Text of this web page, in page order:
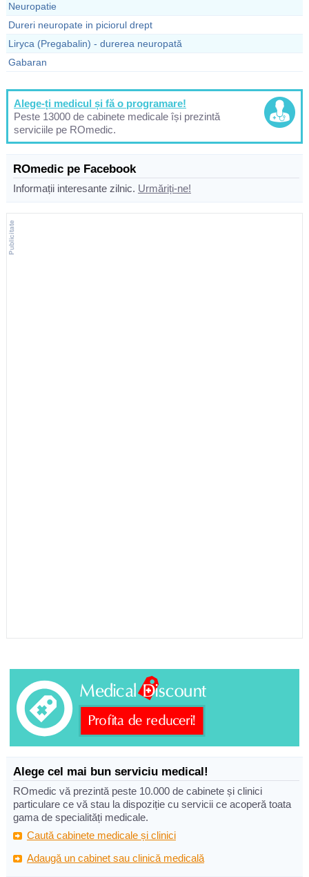
Neuropatie
Dureri neuropate in piciorul drept
Liryca (Pregabalin) - durerea neuropată
Gabaran
Alege-ți medicul și fă o programare!
Peste 13000 de cabinete medicale își prezintă
serviciile pe ROmedic.
ROmedic pe Facebook
Informații interesante zilnic. Urmăriți-ne!
Alege cel mai bun serviciu medical!
ROmedic vă prezintă peste 10.000 de cabinete și clinici
particulare ce vă stau la dispoziție cu servicii ce acoperă toata
gama de specialități medicale.
Caută cabinete medicale și clinici
Adaugă un cabinet sau clinică medicală